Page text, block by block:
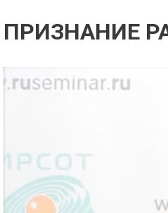
ПРИЗНАНИЕ
Предварительный